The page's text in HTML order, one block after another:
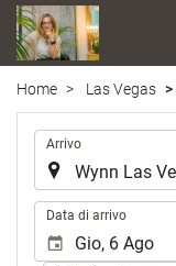
Home Las Vegas
Arrivo
Data di arrivo